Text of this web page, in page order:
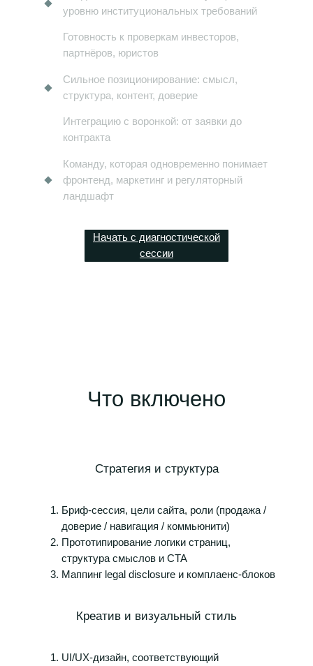
уровню институциональных требований
Готовность к проверкам инвесторов,
партнёров, юристов
Сильное позиционирование: смысл,
структура, контент, доверие
Интеграцию с воронкой: от заявки до
контракта
Команду, которая одновременно понимает
фронтенд, маркетинг и регуляторный
ландшафт
Начать с диагностической
сессии
Что включено
Стратегия и структура
Бриф-сессия, цели сайта, роли (продажа /
доверие / навигация / коммьюнити)
Прототипирование логики страниц,
структура смыслов и CTA
Маппинг legal disclosure и комплаенс-блоков
Креатив и визуальный стиль
UI/UX-дизайн, соответствующий